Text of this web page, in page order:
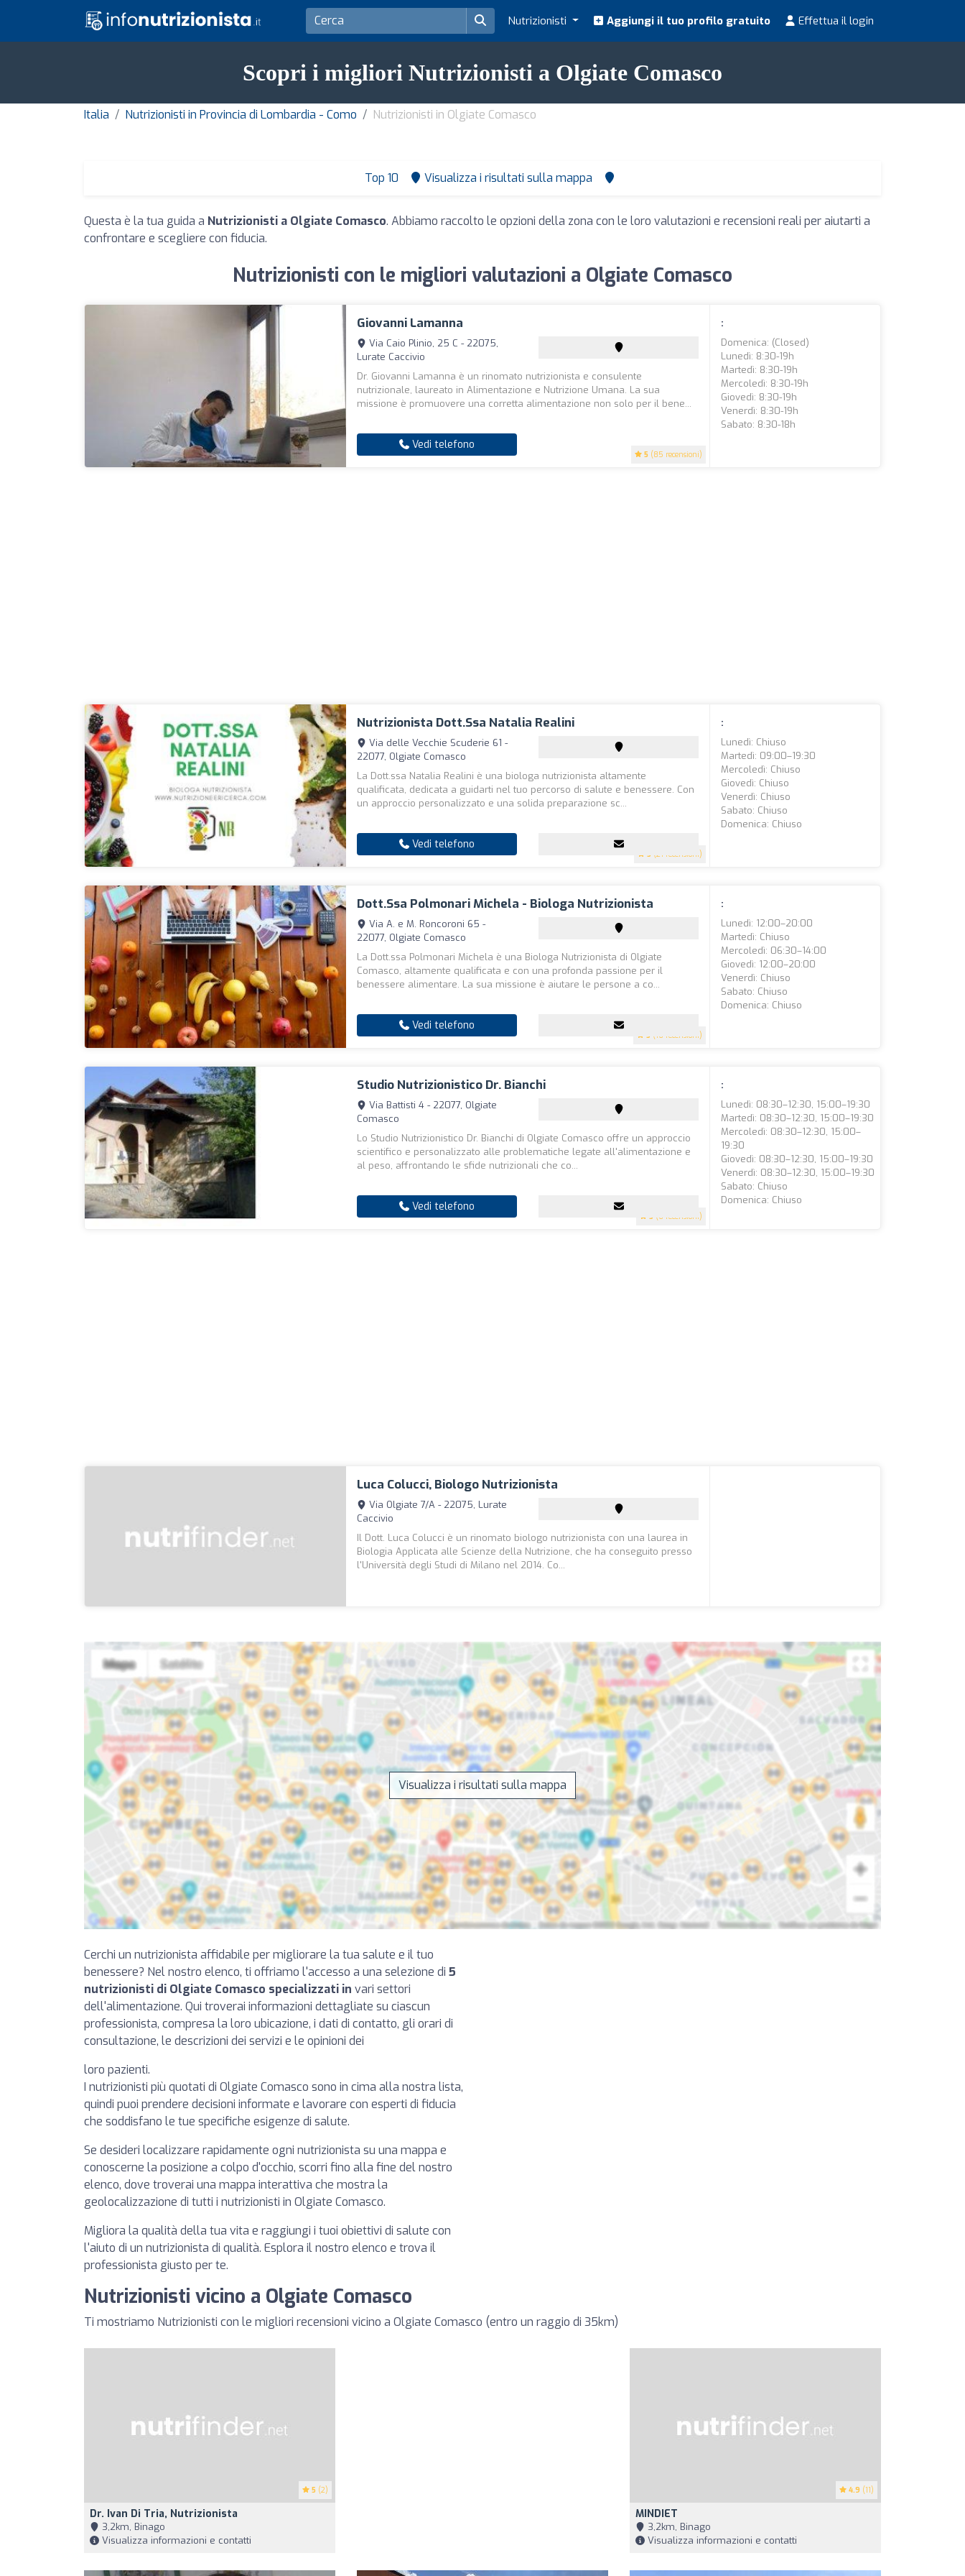
Nutrizionisti Aggiungi il tuo profilo gratuito Effettua il login
Scopri i migliori Nutrizionisti a Olgiate Comasco
Italia Nutrizionisti in Provincia di Lombardia - Como Nutrizionisti in Olgiate Comasco
Top 10 Visualizza i risultati sulla mappa
Questa è la tua guida a Nutrizionisti a Olgiate Comasco. Abbiamo raccolto le opzioni della zona con le loro valutazioni e recensioni reali per aiutarti a
confrontare e scegliere con fiducia.
Nutrizionisti con le migliori valutazioni a Olgiate Comasco
Giovanni Lamanna
5 (85 recensioni)
Via Caio Plinio, 25 C - 22075,
Lurate Caccivio
Dr. Giovanni Lamanna è un rinomato nutrizionista e consulente
nutrizionale, laureato in Alimentazione e Nutrizione Umana. La sua
missione è promuovere una corretta alimentazione non solo per il bene...
Vedi telefono
:
Domenica: (closed)
Lunedì: 8:30-19h
Martedì: 8:30-19h
Mercoledì: 8:30-19h
Giovedì: 8:30-19h
Venerdì: 8:30-19h
Sabato: 8:30-18h
Nutrizionista Dott.ssa Natalia Realini
5 (21 recensioni)
Via delle Vecchie Scuderie 61 -
22077, Olgiate Comasco
La Dott.ssa Natalia Realini è una biologa nutrizionista altamente
qualificata, dedicata a guidarti nel tuo percorso di salute e benessere. Con
un approccio personalizzato e una solida preparazione sc...
Vedi telefono
:
Lunedì: Chiuso
Martedì: 09:00–19:30
Mercoledì: Chiuso
Giovedì: Chiuso
Venerdì: Chiuso
Sabato: Chiuso
Domenica: Chiuso
Dott.ssa Polmonari Michela - Biologa Nutrizionista
5 (16 recensioni)
Via A. e M. Roncoroni 65 -
22077, Olgiate Comasco
La Dott.ssa Polmonari Michela è una Biologa Nutrizionista di Olgiate
Comasco, altamente qualificata e con una profonda passione per il
benessere alimentare. La sua missione è aiutare le persone a co...
Vedi telefono
:
Lunedì: 12:00–20:00
Martedì: Chiuso
Mercoledì: 06:30–14:00
Giovedì: 12:00–20:00
Venerdì: Chiuso
Sabato: Chiuso
Domenica: Chiuso
Studio Nutrizionistico Dr. Bianchi
5 (6 recensioni)
Via Battisti 4 - 22077, Olgiate
Comasco
Lo Studio Nutrizionistico Dr. Bianchi di Olgiate Comasco offre un approccio
scientifico e personalizzato alle problematiche legate all'alimentazione e
al peso, affrontando le sfide nutrizionali che co...
Vedi telefono
:
Lunedì: 08:30–12:30, 15:00–19:30
Martedì: 08:30–12:30, 15:00–19:30
Mercoledì: 08:30–12:30, 15:00–
19:30
Giovedì: 08:30–12:30, 15:00–19:30
Venerdì: 08:30–12:30, 15:00–19:30
Sabato: Chiuso
Domenica: Chiuso
Luca Colucci, Biologo Nutrizionista
Via Olgiate 7/A - 22075, Lurate
Caccivio
Il Dott. Luca Colucci è un rinomato biologo nutrizionista con una laurea in
Biologia Applicata alle Scienze della Nutrizione, che ha conseguito presso
l'Università degli Studi di Milano nel 2014. Co...
Visualizza i risultati sulla mappa
Cerchi un nutrizionista affidabile per migliorare la tua salute e il tuo
benessere? Nel nostro elenco, ti offriamo l'accesso a una selezione di 5
nutrizionisti di Olgiate Comasco specializzati in vari settori
dell'alimentazione. Qui troverai informazioni dettagliate su ciascun
professionista, compresa la loro ubicazione, i dati di contatto, gli orari di
consultazione, le descrizioni dei servizi e le opinioni dei
loro pazienti.
I nutrizionisti più quotati di Olgiate Comasco sono in cima alla nostra lista,
quindi puoi prendere decisioni informate e lavorare con esperti di fiducia
che soddisfano le tue specifiche esigenze di salute.
Se desideri localizzare rapidamente ogni nutrizionista su una mappa e
conoscerne la posizione a colpo d'occhio, scorri fino alla fine del nostro
elenco, dove troverai una mappa interattiva che mostra la
geolocalizzazione di tutti i nutrizionisti in Olgiate Comasco.
Migliora la qualità della tua vita e raggiungi i tuoi obiettivi di salute con
l'aiuto di un nutrizionista di qualità. Esplora il nostro elenco e trova il
professionista giusto per te.
Nutrizionisti vicino a Olgiate Comasco
Ti mostriamo Nutrizionisti con le migliori recensioni vicino a Olgiate Comasco (entro un raggio di 35km)
5 (2)
Dr. Ivan Di Tria, Nutrizionista
3,2km, Binago
Visualizza informazioni e contatti
4.9 (11)
MINDIET
3,2km, Binago
Visualizza informazioni e contatti